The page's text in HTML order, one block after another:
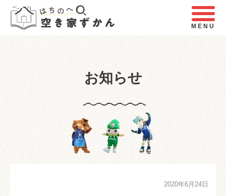
MENU
お知らせ
2020年6月24日